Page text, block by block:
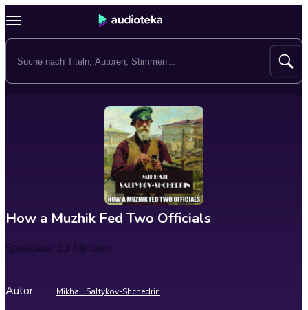
How a Muzhik Fed Two Officials
Spieldauer23 Minuten
Autor Mikhail Saltykov-Shchedrin